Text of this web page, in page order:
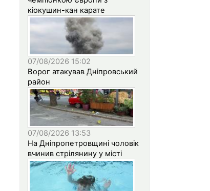
кіокушин-кан карате
07/08/2026 15:02
Ворог атакував Дніпровський
район
07/08/2026 13:53
На Дніпропетровщині чоловік
вчинив стрілянину у місті